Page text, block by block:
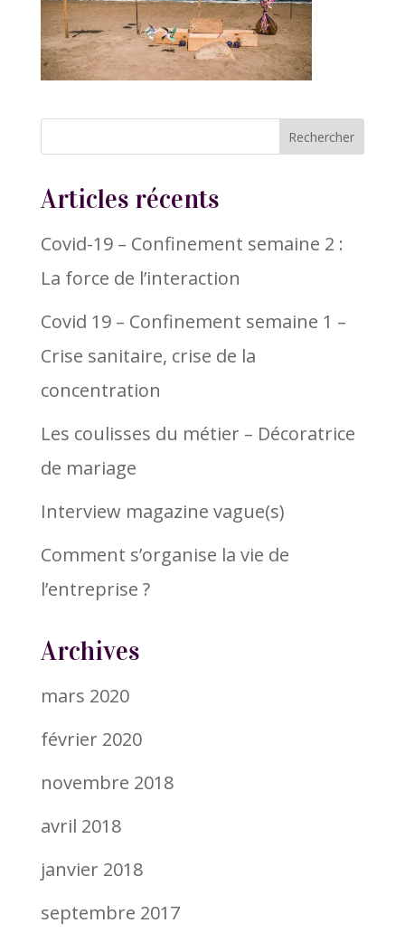
Articles récents
Covid-19 – Confinement semaine 2 :
La force de l’interaction
Covid 19 – Confinement semaine 1 –
Crise sanitaire, crise de la
concentration
Les coulisses du métier – Décoratrice
de mariage
Interview magazine vague(s)
Comment s’organise la vie de
l’entreprise ?
Archives
mars 2020
février 2020
novembre 2018
avril 2018
janvier 2018
septembre 2017